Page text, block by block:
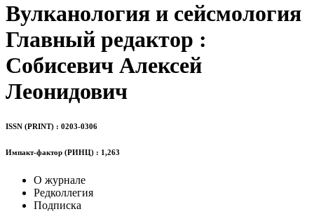
Вулканология и сейсмология
Главный редактор :
Собисевич Алексей
Леонидович
ISSN (PRINT) : 0203-0306
Импакт-фактор (РИНЦ) : 1,263
О журнале
Редколлегия
Подписка